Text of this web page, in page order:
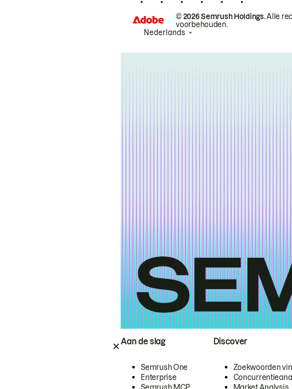
Aan de slag
Semrush One
Enterprise
Discover
Zoekwoorden
© 2026 Semrush Holdings.Alle
voorbehouden.
Nederlands